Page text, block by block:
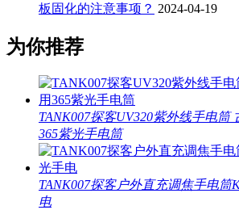
板固化的注意事项？ 2024-04-19
为你推荐
TANK007探客UV320紫外线手电筒
365紫光手电筒
TANK007探客户外直充调焦手电筒
电